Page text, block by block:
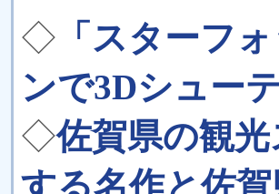
◇ 「スターフ
ンで3Dシュー
◇佐賀県の観
する名作と佐